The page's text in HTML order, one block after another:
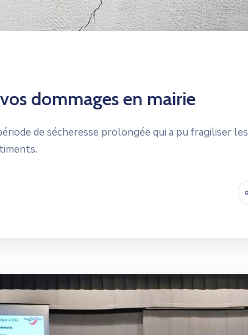
dommages en mairie
de sécheresse prolongée qui a pu fragiliser les